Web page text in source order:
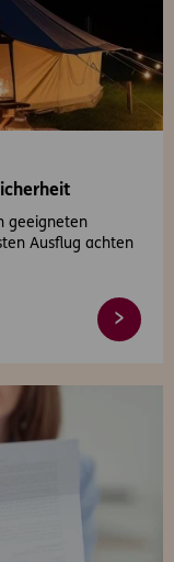
geeigneten
Ausflug achten